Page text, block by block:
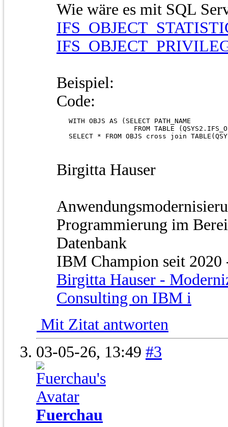
Wie wäre es mit SQL
Beispiel:
Code:
   WITH OBJS AS (SELECT PATH_NAME
FROM TABLE
SELECT * FROM OBJS cross join
Birgitta Hauser
Programmierung im
Datenbank
IBM Champion seit 2020
Birgitta Hauser -
Consulting on IBM i
Mit Zitat antworten
03-05-26, 13:49 #3
Fuerchau